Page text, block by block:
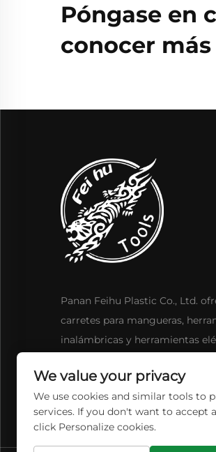
Póngase en
conocer
Panan Feihu Plastic Co., Ltd.
carretes para mangueras,
inalámbricas y herramientas
We value your privacy
We use cookies and similar tools to
services. If you don't want to accept
click Personalize cookies.